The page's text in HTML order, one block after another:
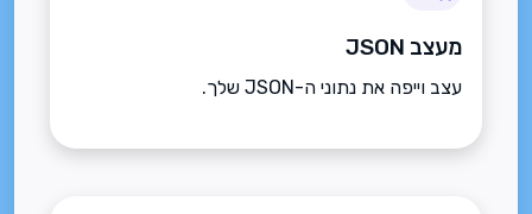
מעצב JSON
עצב וייפה את נתוני ה-JSON שלך.